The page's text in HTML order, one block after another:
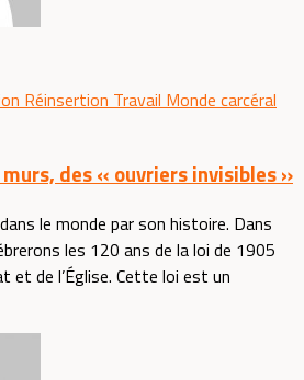
Réinsertion Travail Monde carcéral
des « ouvriers invisibles »
le monde par son histoire. Dans
les 120 ans de la loi de 1905
et de l’Église. Cette loi est un